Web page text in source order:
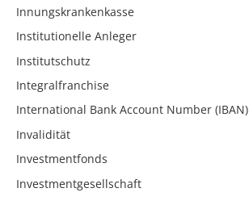
Innungskrankenkasse
Institutionelle Anleger
Institutschutz
Integralfranchise
International Bank Account Number (IBAN)
Invalidität
Investmentfonds
Investmentgesellschaft